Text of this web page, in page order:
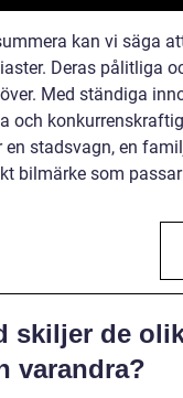
kan vi säga
Deras pålitliga
Med ständiga
och
en stadsvagn, en
bilmärke som
skiljer de
varandra?